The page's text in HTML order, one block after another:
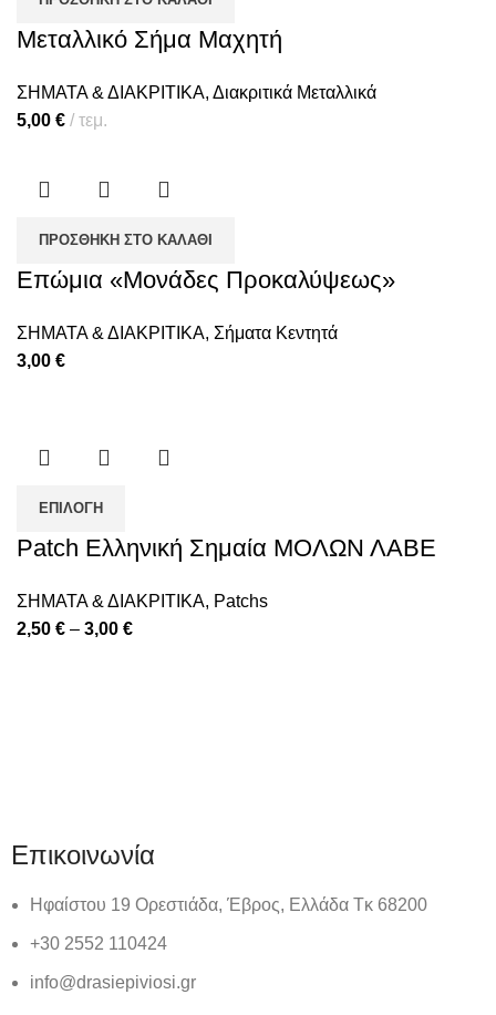
Μεταλλικό Σήμα Μαχητή
ΣΗΜΑΤΑ & ΔΙΑΚΡΙΤΙΚΑ, Διακριτικά Μεταλλικά
5,00 € τεμ.
ΠΡΟΣΘΉΚΗ ΣΤΟ ΚΑΛΆΘΙ
Επώμια «Μονάδες Προκαλύψεως»
ΣΗΜΑΤΑ & ΔΙΑΚΡΙΤΙΚΑ, Σήματα Κεντητά
3,00 €
ΕΠΙΛΟΓΉ
Patch Ελληνική Σημαία ΜΟΛΩΝ ΛΑΒΕ
ΣΗΜΑΤΑ & ΔΙΑΚΡΙΤΙΚΑ, Patchs
2,50 € – 3,00 €
Επικοινωνία
Ηφαίστου 19 Ορεστιάδα, Έβρος, Ελλάδα Τκ 68200
+30 2552 110424
info@drasiepiviosi.gr